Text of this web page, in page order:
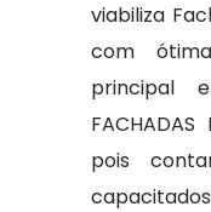
viabiliza
com
principal
FACHADAS
pois